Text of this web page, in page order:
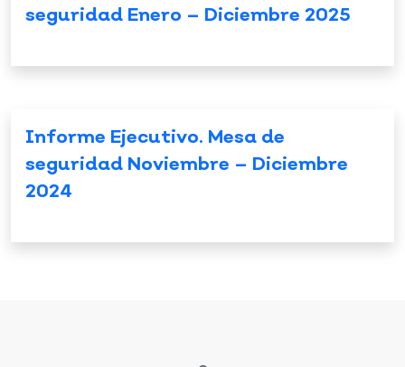
seguridad Enero – Diciembre 2025
Informe Ejecutivo. Mesa de
seguridad Noviembre – Diciembre
2024